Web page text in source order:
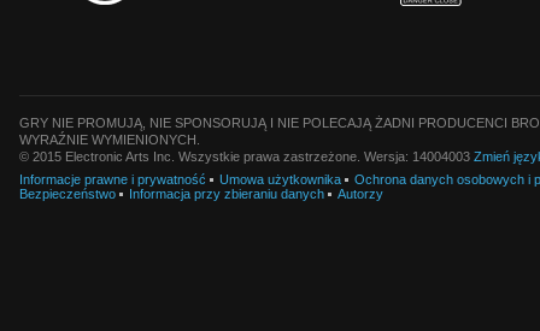
GRY NIE PROMUJĄ, NIE SPONSORUJĄ I NIE POLECAJĄ ŻADNI PRODUCENCI
WYRAŹNIE WYMIENIONYCH.
© 2015 Electronic Arts Inc. Wszystkie prawa zastrzeżone. Wersja: 14004003 Zmień
Informacje prawne i prywatność
Umowa użytkownika
Ochrona danych osobowych i
Bezpieczeństwo
Informacja przy zbieraniu danych Autorzy